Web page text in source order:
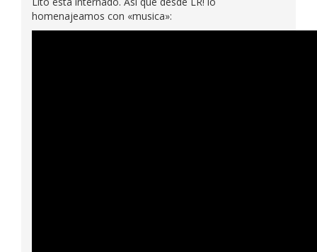
homenajeamos con «musica»: